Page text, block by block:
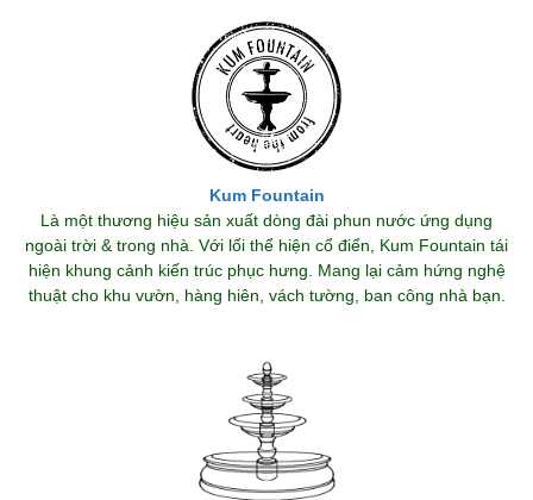
Kum Fountain
Là một thương hiệu sản xuất dòng đài phun nước ứng dụng
ngoài trời & trong nhà. Với lối thể hiện cổ điển, Kum Fountain tái
hiện khung cảnh kiến trúc phục hưng. Mang lại cảm hứng nghệ
thuật cho khu vườn, hàng hiên, vách tường, ban công nhà bạn.